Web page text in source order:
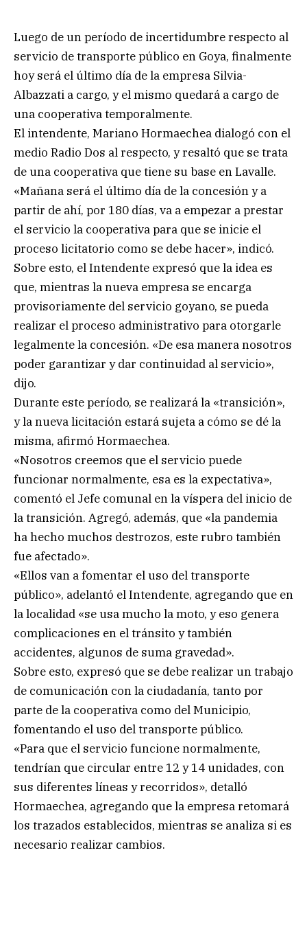
Luego de un período de incertidumbre respecto al
servicio de transporte público en Goya, finalmente
hoy será el último día de la empresa Silvia-
Albazzati a cargo, y el mismo quedará a cargo de
una cooperativa temporalmente.
El intendente, Mariano Hormaechea dialogó con el
medio Radio Dos al respecto, y resaltó que se trata
de una cooperativa que tiene su base en Lavalle.
«Mañana será el último día de la concesión y a
partir de ahí, por 180 días, va a empezar a prestar
el servicio la cooperativa para que se inicie el
proceso licitatorio como se debe hacer», indicó.
Sobre esto, el Intendente expresó que la idea es
que, mientras la nueva empresa se encarga
provisoriamente del servicio goyano, se pueda
realizar el proceso administrativo para otorgarle
legalmente la concesión. «De esa manera nosotros
poder garantizar y dar continuidad al servicio»,
dijo.
Durante este período, se realizará la «transición»,
y la nueva licitación estará sujeta a cómo se dé la
misma, afirmó Hormaechea.
«Nosotros creemos que el servicio puede
funcionar normalmente, esa es la expectativa»,
comentó el Jefe comunal en la víspera del inicio de
la transición. Agregó, además, que «la pandemia
ha hecho muchos destrozos, este rubro también
fue afectado».
«Ellos van a fomentar el uso del transporte
público», adelantó el Intendente, agregando que en
la localidad «se usa mucho la moto, y eso genera
complicaciones en el tránsito y también
accidentes, algunos de suma gravedad».
Sobre esto, expresó que se debe realizar un trabajo
de comunicación con la ciudadanía, tanto por
parte de la cooperativa como del Municipio,
fomentando el uso del transporte público.
«Para que el servicio funcione normalmente,
tendrían que circular entre 12 y 14 unidades, con
sus diferentes líneas y recorridos», detalló
Hormaechea, agregando que la empresa retomará
los trazados establecidos, mientras se analiza si es
necesario realizar cambios.